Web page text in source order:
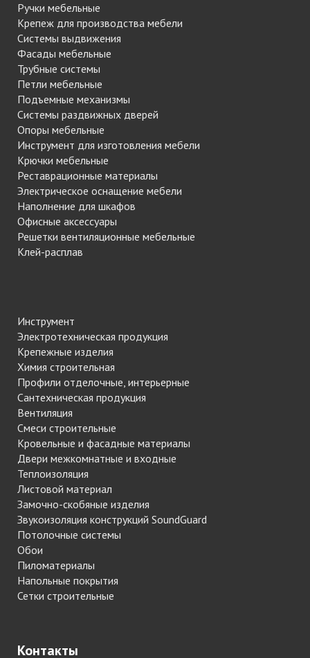
Ручки мебельные
Крепеж для производства мебели
Системы выдвижения
Фасады мебельные
Трубные системы
Петли мебельные
Подъемные механизмы
Системы раздвижных дверей
Опоры мебельные
Инструмент для изготовления мебели
Крючки мебельные
Реставрационные материалы
Электрическое оснащение мебели
Наполнение для шкафов
Офисные аксессуары
Решетки вентиляционные мебельные
Клей-расплав
Инструмент
Электротехническая продукция
Крепежные изделия
Химия строительная
Профили отделочные, интерьерные
Сантехническая продукция
Вентиляция
Смеси строительные
Кровельные и фасадные материалы
Двери межкомнатные и входные
Теплоизоляция
Листовой материал
Замочно-скобяные изделия
Звукоизоляция конструкций SoundGuard
Потолочные системы
Обои
Пиломатериалы
Напольные покрытия
Сетки строительные
Контакты